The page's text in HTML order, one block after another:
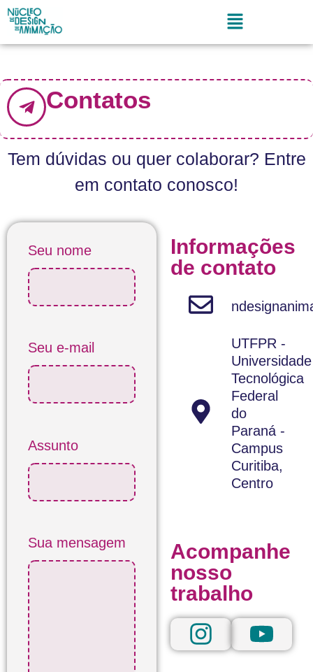
Contatos
Tem dúvidas ou quer colaborar? Entre
em contato conosco!
Seu nome
Seu e-mail
Assunto
Sua mensagem
Informações
de contato
UTFPR -
Universidade
Tecnológica
Federal
do
Paraná -
Campus
Curitiba,
Centro
Acompanhe
nosso
trabalho